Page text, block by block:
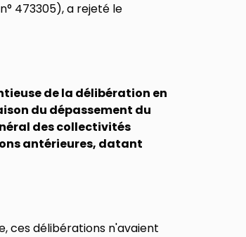
473305), a rejeté le
de la délibération en
du dépassement du
des collectivités
antérieures, datant
ces délibérations n'avaient